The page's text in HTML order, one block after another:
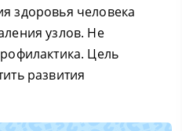
здоровья человека
узлов. Не
Цель
развития